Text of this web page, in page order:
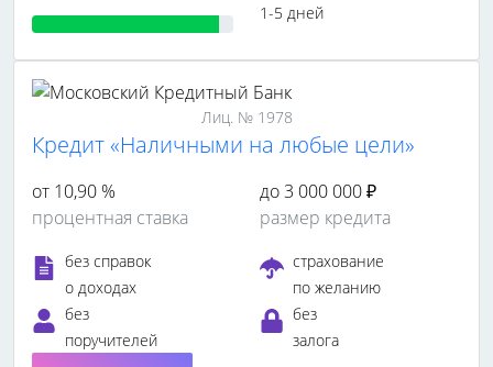
1-5 дней
Лиц. № 1978
Кредит «Наличными на любые цели»
от 10,90 %
процентная ставка
до 3 000 000 ₽
размер кредита
без справок
о доходах
страхование
по желанию
без
поручителей
без
залога